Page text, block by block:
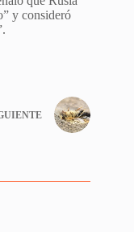
y consideró